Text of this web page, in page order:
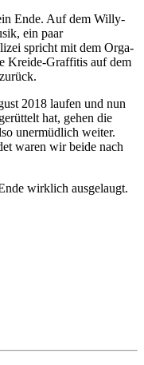
Ende. Auf dem Willy-
ein paar
spricht mit dem Orga-
Kreide-Graffitis auf dem
2018 laufen und nun
hat, gehen die
unermüdlich weiter.
waren wir beide nach
wirklich ausgelaugt.